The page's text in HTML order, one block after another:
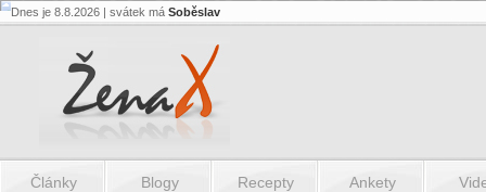
Flash.nazev
Flash.nazev
Dnes je 8.8.2026 | svátek má Soběslav
Články Blogy Recepty Ankety